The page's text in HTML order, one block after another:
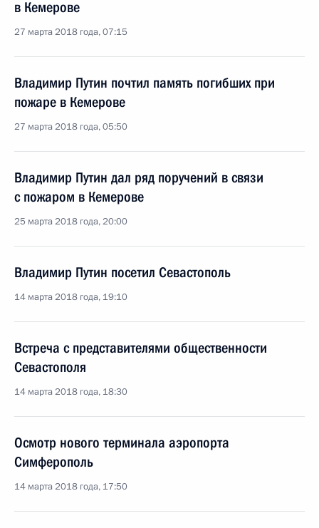
в Кемерове
27 марта 2018 года, 07:15
Владимир Путин почтил память погибших при
пожаре в Кемерове
27 марта 2018 года, 05:50
Владимир Путин дал ряд поручений в связи
с пожаром в Кемерове
25 марта 2018 года, 20:00
Владимир Путин посетил Севастополь
14 марта 2018 года, 19:10
Встреча с представителями общественности
Севастополя
14 марта 2018 года, 18:30
Осмотр нового терминала аэропорта
Симферополь
14 марта 2018 года, 17:50